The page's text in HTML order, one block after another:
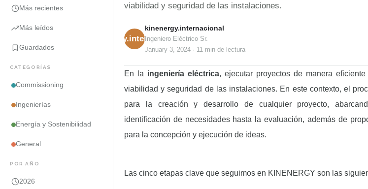
Más recientes
Más leídos
Guardados
CATEGORÍAS
Commissioning
Ingenierías
Energía y Sostenibilidad
General
POR AÑO
2026
viabilidad y seguridad de las instalaciones.
kinenergy.internacional
kinenergy.internacional
Ingeniero Eléctrico Sr.
January 3, 2024 · 11 min de lectura
En la ingeniería eléctrica, ejecutar proyectos de manera
viabilidad y seguridad de las instalaciones. En este contexto, el
para la creación y desarrollo de cualquier proyecto,
identificación de necesidades hasta la evaluación, además de
para la concepción y ejecución de ideas.
Las cinco etapas clave que seguimos en KINENERGY son las